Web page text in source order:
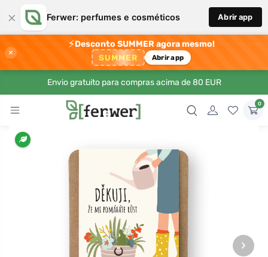
× Ferwer: perfumes e cosméticos Abrir app
×
⚡Desconto SUMMER agora mesmo!
SUMMER Abrir app
Envio gratuito para compras acima de 80 EUR
0
›